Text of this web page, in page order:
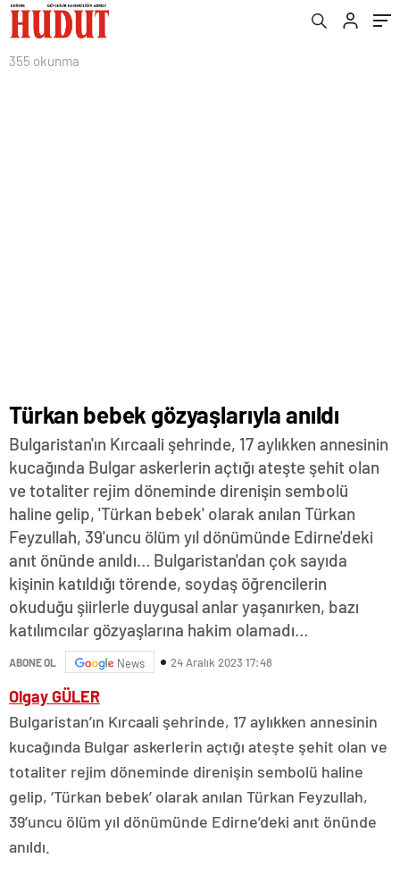
355 okunma
Türkan bebek gözyaşlarıyla anıldı
Bulgaristan'ın Kırcaali şehrinde, 17 aylıkken annesinin
kucağında Bulgar askerlerin açtığı ateşte şehit olan
ve totaliter rejim döneminde direnişin sembolü
haline gelip, 'Türkan bebek' olarak anılan Türkan
Feyzullah, 39'uncu ölüm yıl dönümünde Edirne'deki
anıt önünde anıldı… Bulgaristan'dan çok sayıda
kişinin katıldığı törende, soydaş öğrencilerin
okuduğu şiirlerle duygusal anlar yaşanırken, bazı
katılımcılar gözyaşlarına hakim olamadı…
ABONE OL News 24 Aralık 2023 17:48
Olgay GÜLER
Bulgaristan’ın Kırcaali şehrinde, 17 aylıkken annesinin
kucağında Bulgar askerlerin açtığı ateşte şehit olan ve
totaliter rejim döneminde direnişin sembolü haline
gelip, ‘Türkan bebek’ olarak anılan Türkan Feyzullah,
39’uncu ölüm yıl dönümünde Edirne’deki anıt önünde
anıldı.